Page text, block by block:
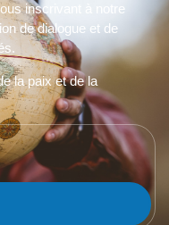
inscrivant à notre
de dialogue et de
la paix et de la